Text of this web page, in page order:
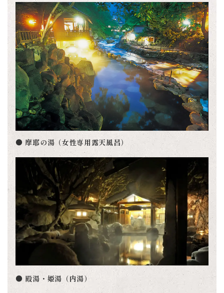
● 摩耶の湯（女性専用露天風呂）
● 殿湯・姫湯（内湯）